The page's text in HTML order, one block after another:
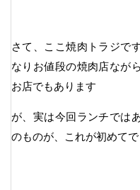
さて、ここ焼肉トラジで
なりお値段の焼肉店なが
お店でもあります
が、実は今回ランチでは
のものが、これが初めてで